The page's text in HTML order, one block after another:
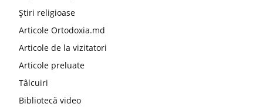
Știri religioase
Articole Ortodoxia.md
Articole de la vizitatori
Articole preluate
Tâlcuiri
Bibliotecă video